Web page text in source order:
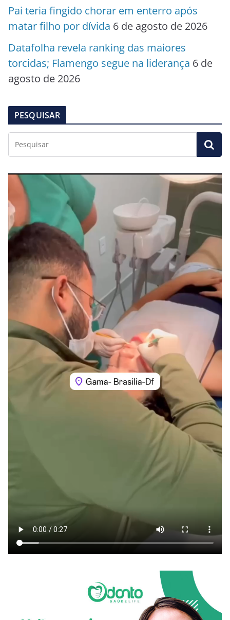
Pai teria fingido chorar em enterro após
matar filho por dívida 6 de agosto de 2026
Datafolha revela ranking das maiores
torcidas; Flamengo segue na liderança 6 de
agosto de 2026
PESQUISAR